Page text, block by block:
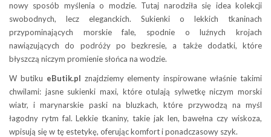
nowy sposób myślenia o modzie. Tutaj narodziła się idea kolekcji
swobodnych, lecz eleganckich. Sukienki o lekkich tkaninach
przypominających morskie fale, spodnie o luźnych krojach
nawiązujących do podróży po bezkresie, a także dodatki, które
błyszczą niczym promienie słońca na wodzie.
W butiku eButik.pl znajdziemy elementy inspirowane właśnie takimi
chwilami: jasne sukienki maxi, które otulają sylwetkę niczym morski
wiatr, i marynarskie paski na bluzkach, które przywodzą na myśl
łagodny rytm fal. Lekkie tkaniny, takie jak len, bawełna czy wiskoza,
wpisują się w tę estetykę, oferując komfort i ponadczasowy szyk.